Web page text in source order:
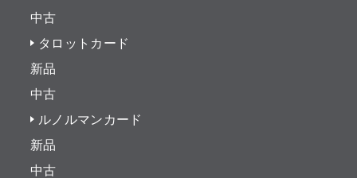
中古
タロットカード
新品
中古
ルノルマンカード
新品
中古